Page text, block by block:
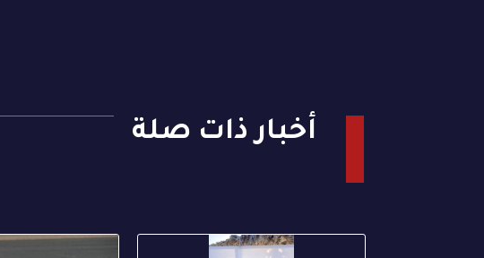
أخبار ذات صلة